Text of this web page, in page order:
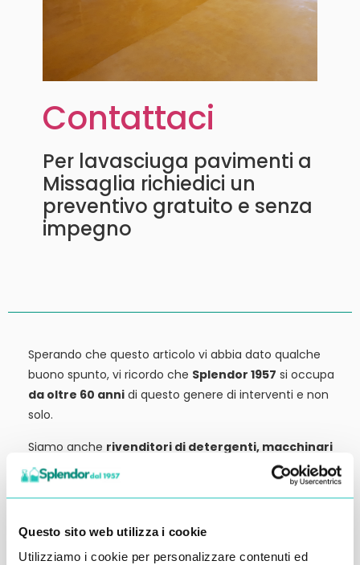
Questo sito web utilizza i cookie
Utilizziamo i cookie per personalizzare contenuti ed
Contattaci
Per lavasciuga pavimenti a
Missaglia richiedici un
preventivo gratuito e senza
impegno
Sperando che questo articolo vi abbia dato qualche
buono spunto, vi ricordo che Splendor 1957 si occupa
da oltre 60 anni di questo genere di interventi e non
solo.
Siamo anche rivenditori di detergenti, macchinari
ed attrezzature:
tutto ciò che potrebbe servirvi,
potete trovarlo in vendita presso la nostra sede.
richiedere qualche informazione.
Ci vediamo al prossimo articolo.